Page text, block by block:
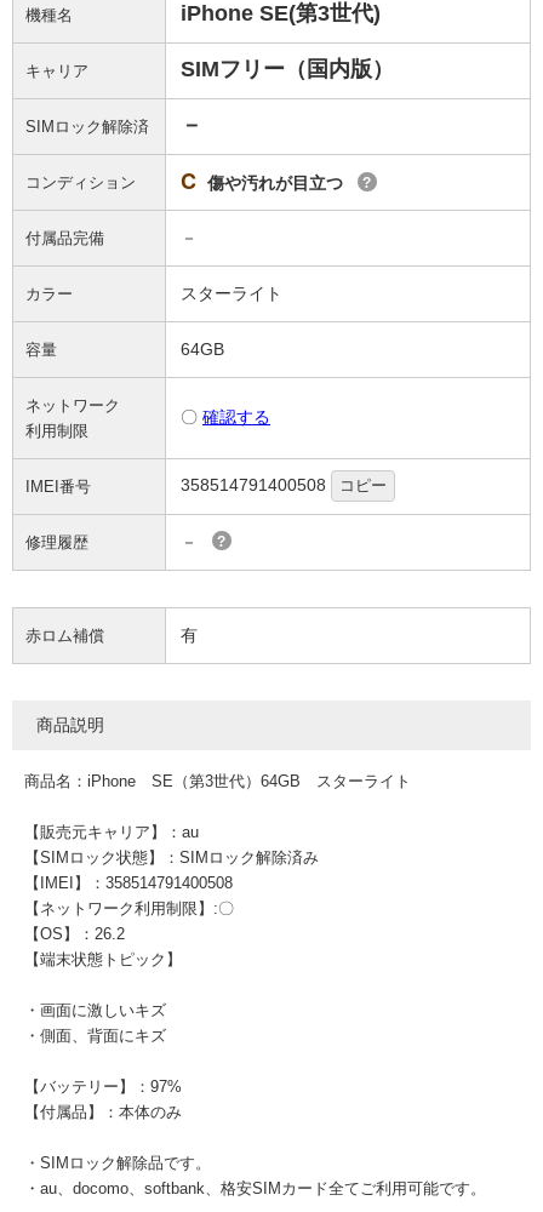
機種名 iPhone SE(第3世代)
キャリア SIMフリー（国内版）
SIMロック解除済 －
コンディション C 傷や汚れが目立つ ?
付属品完備 －
カラー スターライト
容量 64GB
ネットワーク
利用制限
〇 確認する
IMEI番号 358514791400508 コピー
修理履歴 － ?
赤ロム補償 有
商品説明
商品名：iPhone SE（第3世代）64GB スターライト
【販売元キャリア】：au
【SIMロック状態】：SIMロック解除済み
【IMEI】：358514791400508
【ネットワーク利用制限】:〇
【OS】：26.2
【端末状態トピック】
・画面に激しいキズ
・側面、背面にキズ
【バッテリー】：97%
【付属品】：本体のみ
・SIMロック解除品です。
・au、docomo、softbank、格安SIMカード全てご利用可能です。